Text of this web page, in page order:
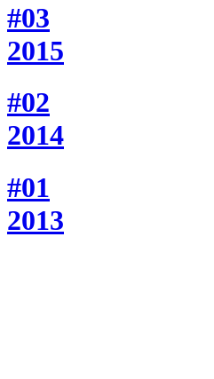
#03
2015
#02
2014
#01
2013